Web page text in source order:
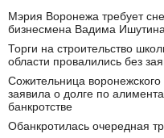
Мэрия Воронежа требует
бизнесмена Вадима
Торги на строительство
области провалились без
Сожительница
заявила о долге по
банкротстве
Обанкротилась очередная